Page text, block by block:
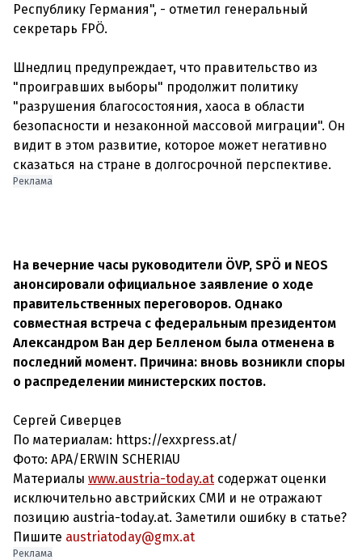
Республику Германия", - отметил генеральный
секретарь FPÖ.
Шнедлиц предупреждает, что правительство из
"проигравших выборы" продолжит политику
"разрушения благосостояния, хаоса в области
безопасности и незаконной массовой миграции". Он
видит в этом развитие, которое может негативно
сказаться на стране в долгосрочной перспективе.
Реклама
На вечерние часы руководители ÖVP, SPÖ и NEOS
анонсировали официальное заявление о ходе
правительственных переговоров. Однако
совместная встреча с федеральным президентом
Александром Ван дер Белленом была отменена в
последний момент. Причина: вновь возникли споры
о распределении министерских постов.
Сергей Сиверцев
По материалам: https://exxpress.at/
Фото: APA/ERWIN SCHERIAU
Материалы www.austria-today.at содержат оценки
исключительно австрийских СМИ и не отражают
позицию austria-today.at. Заметили ошибку в статье?
Пишите austriatoday@gmx.at
Реклама